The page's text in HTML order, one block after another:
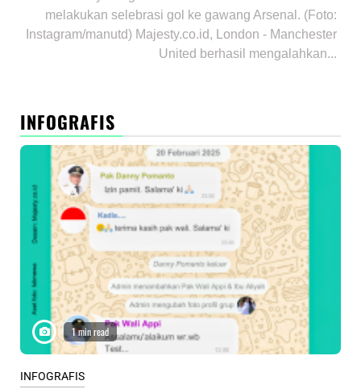
melakukan selebrasi gol ke gawang Arsenal. (Foto:
Instagram/manutd) Majesty.co.id, London - Manchester
United berhasil mengalahkan...
INFOGRAFIS
1 min read
INFOGRAFIS